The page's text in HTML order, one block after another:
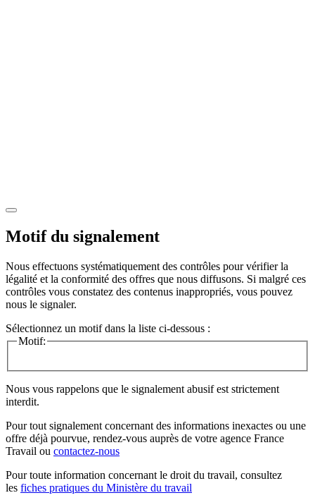
Motif du signalement
Nous effectuons systématiquement des contrôles pour vérifier la
légalité et la conformité des offres que nous diffusons. Si malgré ces
contrôles vous constatez des contenus inappropriés, vous pouvez
nous le signaler.
Sélectionnez un motif dans la liste ci-dessous :
Motif:
Nous vous rappelons que le signalement abusif est strictement
interdit.
Pour tout signalement concernant des informations inexactes ou une
offre déjà pourvue, rendez-vous auprès de votre agence France
Travail ou contactez-nous
Pour toute information concernant le droit du travail, consultez
les fiches pratiques du Ministère du travail